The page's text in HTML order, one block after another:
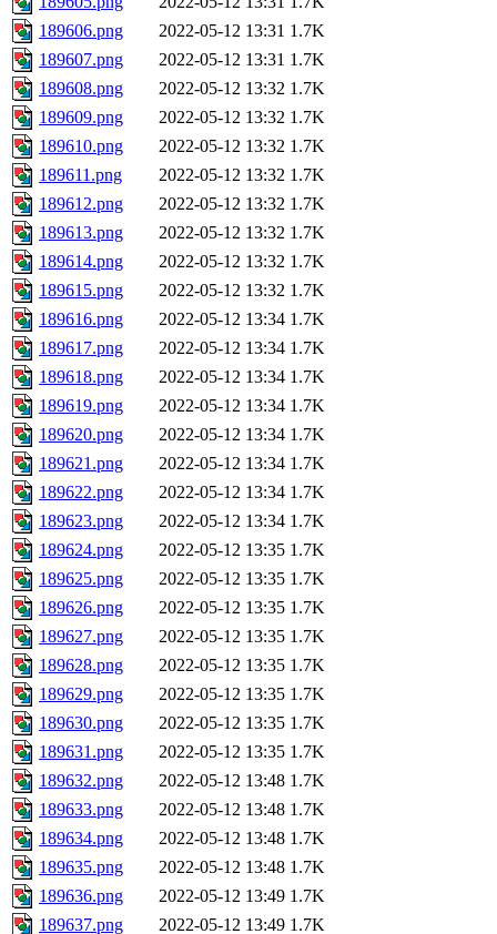
189606.png
2022-05-12 13:31 1.7K
189607.png
2022-05-12 13:31 1.7K
189608.png
2022-05-12 13:32 1.7K
189609.png
2022-05-12 13:32 1.7K
189610.png
2022-05-12 13:32 1.7K
189611.png
2022-05-12 13:32 1.7K
189612.png
2022-05-12 13:32 1.7K
189613.png
2022-05-12 13:32 1.7K
189614.png
2022-05-12 13:32 1.7K
189615.png
2022-05-12 13:32 1.7K
189616.png
2022-05-12 13:34 1.7K
189617.png
2022-05-12 13:34 1.7K
189618.png
2022-05-12 13:34 1.7K
189619.png
2022-05-12 13:34 1.7K
189620.png
2022-05-12 13:34 1.7K
189621.png
2022-05-12 13:34 1.7K
189622.png
2022-05-12 13:34 1.7K
189623.png
2022-05-12 13:34 1.7K
189624.png
2022-05-12 13:35 1.7K
189625.png
2022-05-12 13:35 1.7K
189626.png
2022-05-12 13:35 1.7K
189627.png
2022-05-12 13:35 1.7K
189628.png
2022-05-12 13:35 1.7K
189629.png
2022-05-12 13:35 1.7K
189630.png
2022-05-12 13:35 1.7K
189631.png
2022-05-12 13:35 1.7K
189632.png
2022-05-12 13:48 1.7K
189633.png
2022-05-12 13:48 1.7K
189634.png
2022-05-12 13:48 1.7K
189635.png
2022-05-12 13:48 1.7K
189636.png
2022-05-12 13:49 1.7K
189637.png
2022-05-12 13:49 1.7K